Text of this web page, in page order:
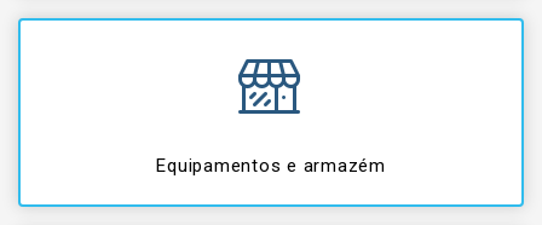
Equipamentos e armazém